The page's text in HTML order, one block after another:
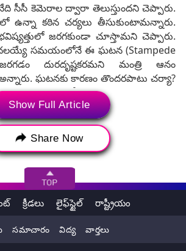
సీసీ కెమెరాల ద్వారా తెలుస్తుందని చెప్పారు.
ఉన్నా కఠిన చర్యలు తీసుకుంటామన్నారు.
జరగకుండా చూస్తామని చెప్పారు.
సమయంలోనే ఈ ఘటన (Stampede
దురదృష్టకరమని మంత్రి ఆనం
ఘటనకు కారణం తొందరపాటు చర్యా?
విచారణలో వెల్లడవుతుందని చెప్పారు.
పంపుతామన్నారు. అంత్యక్రియలకు
ఆయా జిల్లాల కలెక్టర్లకు రెవెన్యూ మంత్రి
ఇచ్చారని చెప్పారు.
Show Full Article
Share Now
క్రీడలు లైఫ్‌స్టైల్ రాష్ట్రీయం
సమాచారం విద్య వార్తలు